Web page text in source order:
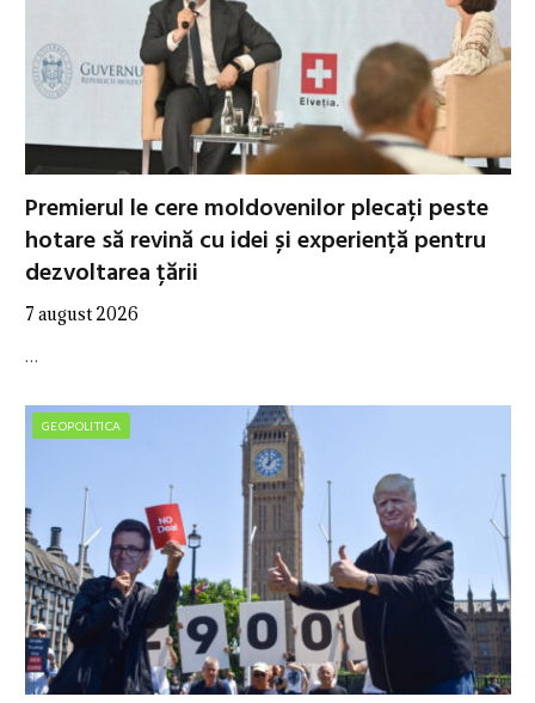
Premierul le cere moldovenilor plecați peste
hotare să revină cu idei și experiență pentru
dezvoltarea țării
7 august 2026
…
GEOPOLITICA